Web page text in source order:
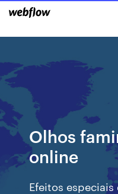
Olhos
online
Efeitos